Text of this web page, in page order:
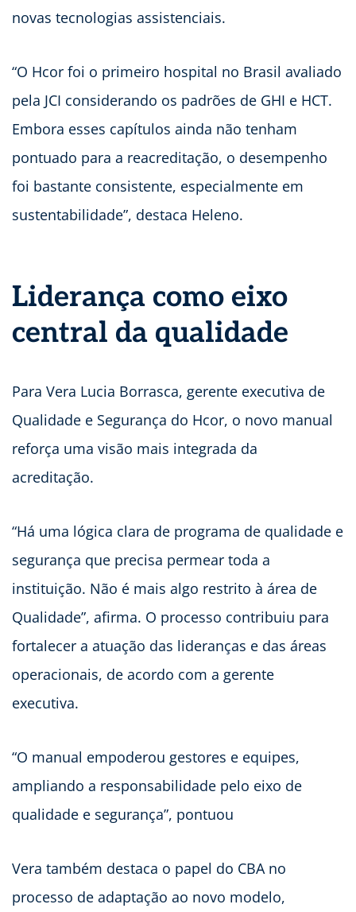
novas tecnologias assistenciais.
“O Hcor foi o primeiro hospital no Brasil avaliado
pela JCI considerando os padrões de GHI e HCT.
Embora esses capítulos ainda não tenham
pontuado para a reacreditação, o desempenho
foi bastante consistente, especialmente em
sustentabilidade”, destaca Heleno.
Liderança como eixo
central da qualidade
Para Vera Lucia Borrasca, gerente executiva de
Qualidade e Segurança do Hcor, o novo manual
reforça uma visão mais integrada da
acreditação.
“Há uma lógica clara de programa de qualidade e
segurança que precisa permear toda a
instituição. Não é mais algo restrito à área de
Qualidade”, afirma. O processo contribuiu para
fortalecer a atuação das lideranças e das áreas
operacionais, de acordo com a gerente
executiva.
“O manual empoderou gestores e equipes,
ampliando a responsabilidade pelo eixo de
qualidade e segurança”, pontuou
Vera também destaca o papel do CBA no
processo de adaptação ao novo modelo,